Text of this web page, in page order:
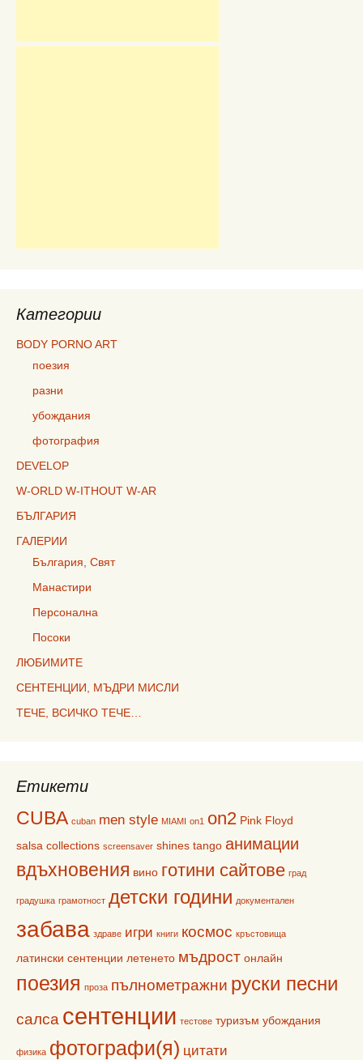
Категории
BODY PORNO ART
поезия
разни
убождания
фотография
DEVELOP
W-ORLD W-ITHOUT W-AR
БЪЛГАРИЯ
ГАЛЕРИИ
България, Свят
Манастири
Персонална
Посоки
ЛЮБИМИТЕ
СЕНТЕНЦИИ, МЪДРИ МИСЛИ
ТЕЧЕ, ВСИЧКО ТЕЧЕ…
Етикети
CUBA cuban men style MIAMI on1 on2 Pink Floyd
salsa collections screensaver shines tango анимации
вдъхновения вино готини сайтове град
градушка грамотност детски години документален
забава здраве игри книги космос кръстовища
латински сентенции летенето мъдрост онлайн
поезия проза пълнометражни руски песни
салса сентенции тестове туризъм убождания
физика фотографи(я) цитати